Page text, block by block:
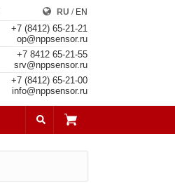
RU / EN
+7 (8412) 65-21-21
op@nppsensor.ru
+7 8412 65-21-55
srv@nppsensor.ru
+7 (8412) 65-21-00
info@nppsensor.ru